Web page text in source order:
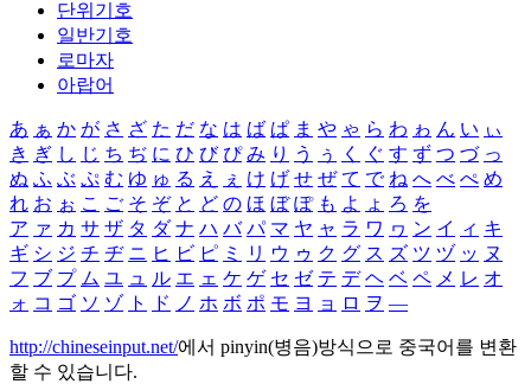
단위기호
일반기호
로마자
아랍어
あ ぁ か が さ ざ た だ な は ば ぱ ま や ゃ ら わ ゎ ん い ぃ
き ぎ し じ ち ぢ に ひ び ぴ み り う ぅ く ぐ す ず つ づ っ
ぬ ふ ぶ ぷ む ゆ ゅ る え ぇ け げ せ ぜ て で ね へ べ ぺ め
れ お ぉ こ ご そ ぞ と ど の ほ ぼ ぽ も よ ょ ろ を
ア ァ カ サ ザ タ ダ ナ ハ バ パ マ ヤ ャ ラ ワ ヮ ン イ ィ キ
ギ シ ジ チ ヂ ニ ヒ ビ ピ ミ リ ウ ゥ ク グ ス ズ ツ ヅ ッ ヌ
フ ブ プ ム ユ ュ ル エ ェ ケ ゲ セ ゼ テ デ ヘ ベ ペ メ レ オ
ォ コ ゴ ソ ゾ ト ド ノ ホ ボ ポ モ ヨ ョ ロ ヲ ―
http://chineseinput.net/에서 pinyin(병음)방식으로 중국어를 변환
할 수 있습니다.